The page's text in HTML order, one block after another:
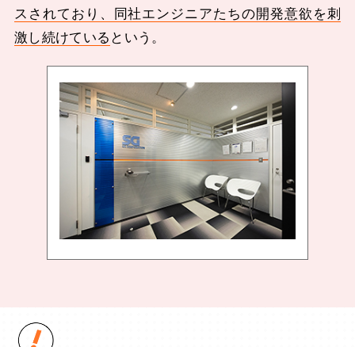
スされており、同社エンジニアたちの開発意欲を刺
激し続けている という。